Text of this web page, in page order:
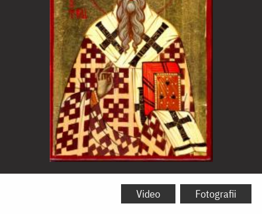
Sfântul
Video Fotografii